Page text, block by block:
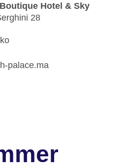
Hotel & Sky
28
palace.ma